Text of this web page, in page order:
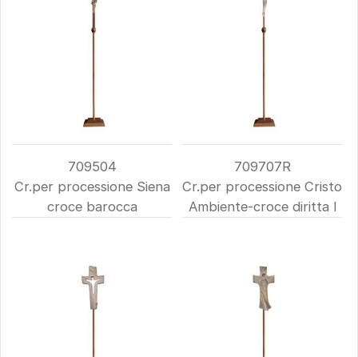
709504
Cr.per processione Siena
croce barocca
709707R
Cr.per processione Cristo
Ambiente-croce diritta l